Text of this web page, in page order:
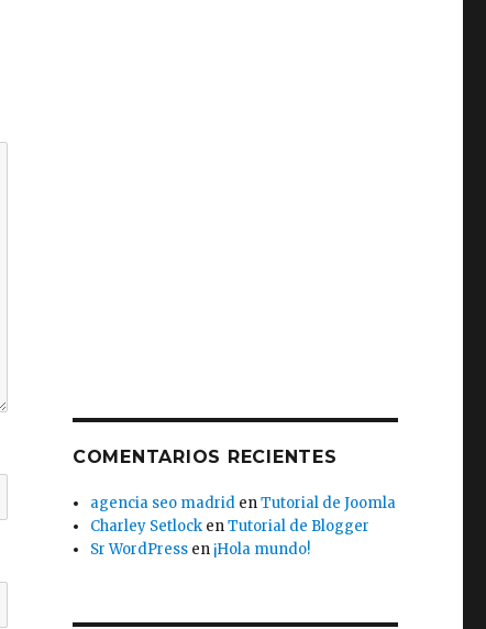
COMENTARIOS RECIENTES
agencia seo madrid enTutorial de Joomla
Charley Setlock enTutorial de Blogger
Sr WordPress en ¡Hola mundo!